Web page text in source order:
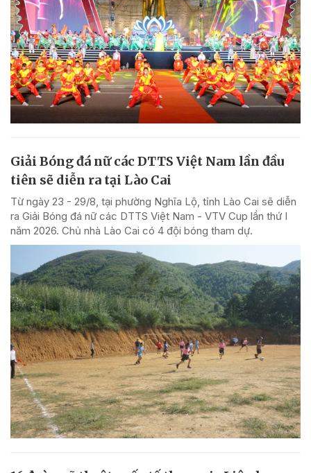
Giải Bóng đá nữ các DTTS Việt Nam lần đầu
tiên sẽ diễn ra tại Lào Cai
Từ ngày 23 - 29/8, tại phường Nghĩa Lộ, tỉnh Lào Cai sẽ diễn
ra Giải Bóng đá nữ các DTTS Việt Nam - VTV Cup lần thứ I
năm 2026. Chủ nhà Lào Cai có 4 đội bóng tham dự.